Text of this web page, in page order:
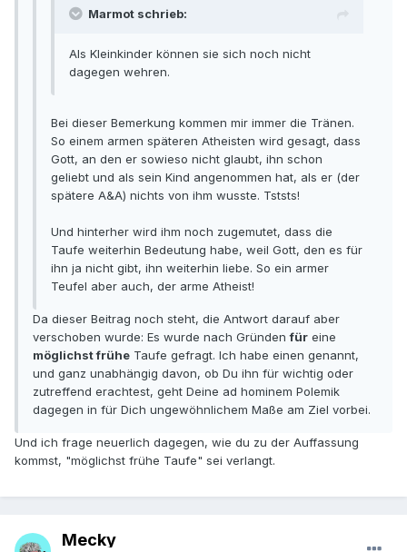
Marmot schrieb:
Als Kleinkinder können sie sich noch nicht
dagegen wehren.
Bei dieser Bemerkung kommen mir immer die Tränen.
So einem armen späteren Atheisten wird gesagt, dass
Gott, an den er sowieso nicht glaubt, ihn schon
geliebt und als sein Kind angenommen hat, als er (der
spätere A&A) nichts von ihm wusste. Tststs!
Und hinterher wird ihm noch zugemutet, dass die
Taufe weiterhin Bedeutung habe, weil Gott, den es für
ihn ja nicht gibt, ihn weiterhin liebe. So ein armer
Teufel aber auch, der arme Atheist!
Da dieser Beitrag noch steht, die Antwort darauf aber
verschoben wurde: Es wurde nach Gründenfür eine
möglichst frühe Taufe gefragt. Ich habe einen genannt,
und ganz unabhängig davon, ob Du ihn für wichtig oder
zutreffend erachtest, geht Deine ad hominem Polemik
dagegen in für Dich ungewöhnlichem Maße am Ziel vorbei.
Und ich frage neuerlich dagegen, wie du zu der Auffassung
kommst, "möglichst frühe Taufe" sei verlangt.
Mecky